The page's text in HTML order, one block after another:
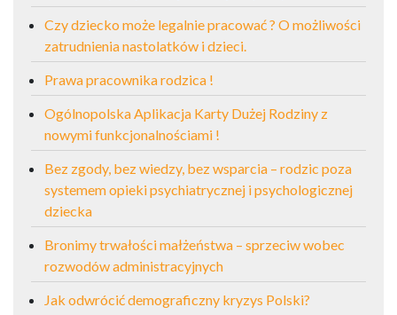
Czy dziecko może legalnie pracować ? O możliwości
zatrudnienia nastolatków i dzieci.
Prawa pracownika rodzica !
Ogólnopolska Aplikacja Karty Dużej Rodziny z
nowymi funkcjonalnościami !
Bez zgody, bez wiedzy, bez wsparcia – rodzic poza
systemem opieki psychiatrycznej i psychologicznej
dziecka
Bronimy trwałości małżeństwa – sprzeciw wobec
rozwodów administracyjnych
Jak odwrócić demograficzny kryzys Polski?